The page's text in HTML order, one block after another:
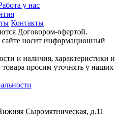
у нас
Контакты
Договором-офертой.
носит информационный
и наличия, характеристики и
просим уточнять у наших
Сыромятническая, д.11